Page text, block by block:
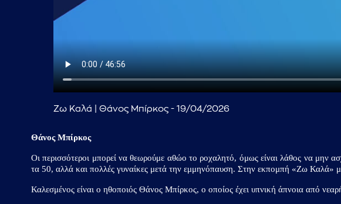
Ζω Καλά | Θάνος Μπίρκος - 19/04/2026
Θάνος Μπίρκος
Οι περισσότεροι μπορεί να θεωρούμε αθώο το ροχαλητό, όμως είναι λάθος να μην
τα 50, αλλά και πολλές γυναίκες μετά την εμμηνόπαυση. Στην εκπομπή «Ζω Καλά»
Καλεσμένος είναι ο ηθοποιός Θάνος Μπίρκος, ο οποίος έχει υπνική άπνοια από